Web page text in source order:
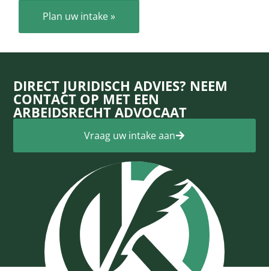
Plan uw intake »
DIRECT JURIDISCH ADVIES? NEEM
CONTACT OP MET EEN
ARBEIDSRECHT ADVOCAAT
Vraag uw intake aan